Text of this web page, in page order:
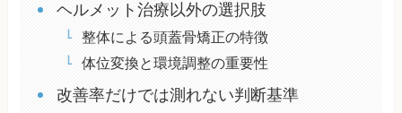
ヘルメット治療以外の選択肢
整体による頭蓋骨矯正の特徴
体位変換と環境調整の重要性
改善率だけでは測れない判断基準